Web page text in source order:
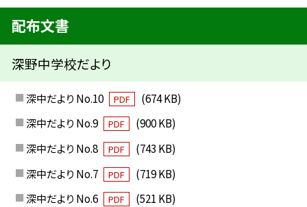
配布文書
深野中学校だより
深中だより No.10 PDF
(674 KB)
深中だより No.9
PDF
(900 KB)
深中だより No.8
PDF
(743 KB)
深中だより No.7
PDF
(719 KB)
深中だより No.6
PDF
(521 KB)